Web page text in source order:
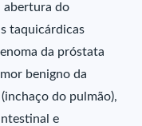
abertura do
taquicárdicas
da próstata
benigno da
do pulmão),
e